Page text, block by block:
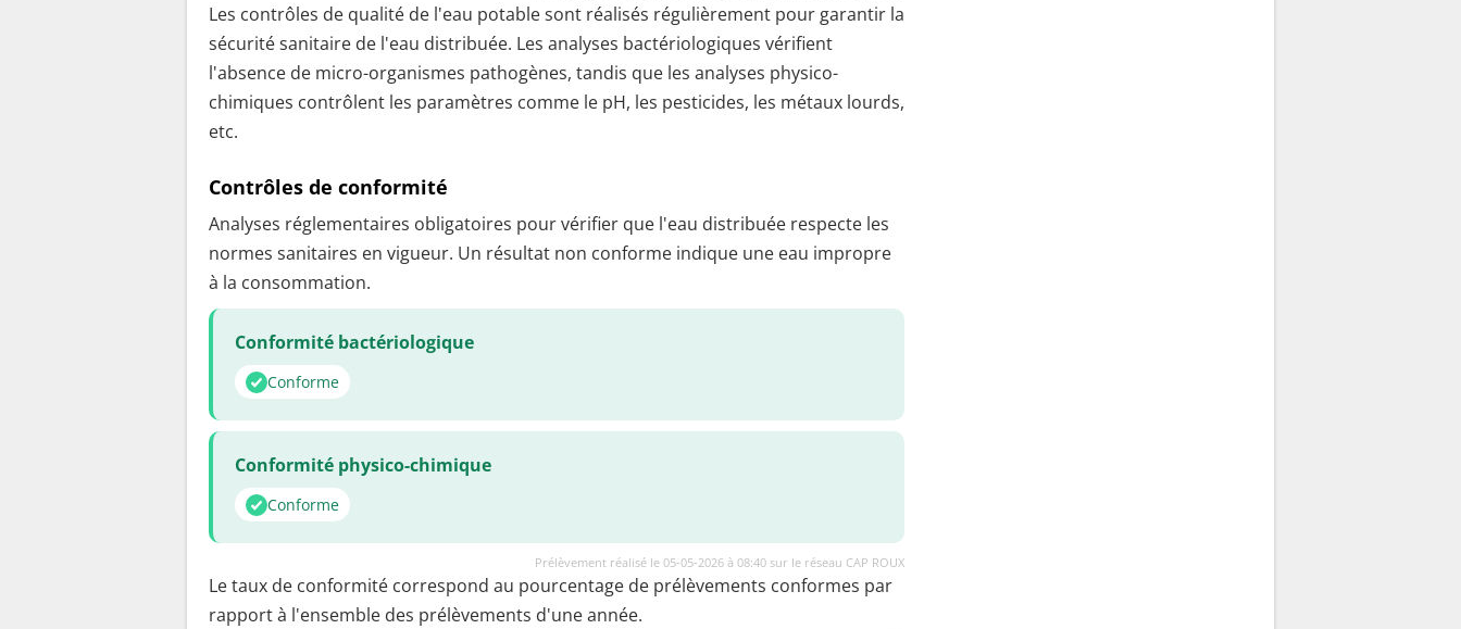
Les contrôles de qualité de l'eau potable sont réalisés régulièrement pour garantir la
sécurité sanitaire de l'eau distribuée. Les analyses bactériologiques vérifient
l'absence de micro-organismes pathogènes, tandis que les analyses physico-
chimiques contrôlent les paramètres comme le pH, les pesticides, les métaux lourds,
etc.
Contrôles de conformité
Analyses réglementaires obligatoires pour vérifier que l'eau distribuée respecte les
normes sanitaires en vigueur. Un résultat non conforme indique une eau impropre
à la consommation.
Conformité bactériologique
Conforme
Conformité physico-chimique
Conforme
Prélèvement réalisé le 05-05-2026 à 08:40 sur le réseau CAP ROUX
Le taux de conformité correspond au pourcentage de prélèvements conformes par
rapport à l'ensemble des prélèvements d'une année.